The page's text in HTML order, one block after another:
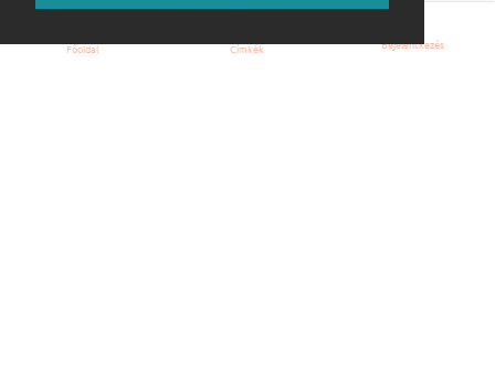
Főoldal Címkék Bejelentkezés